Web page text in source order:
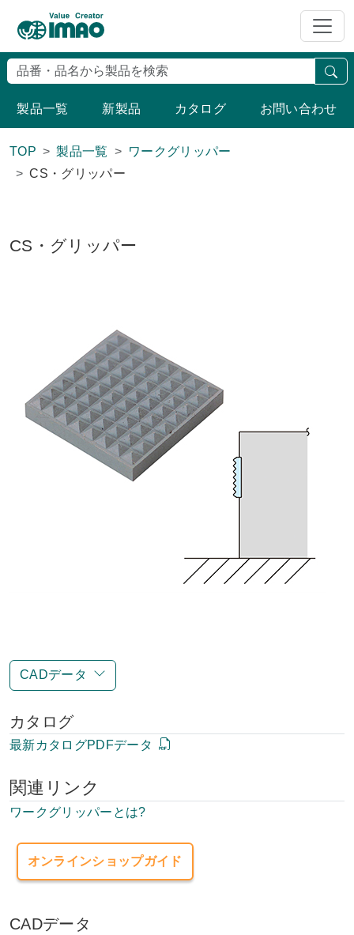
製品一覧 新製品 カタログ お問い合わせ
TOP 製品一覧
ワークグリッパー
CS・グリッパー
CS・グリッパー
CADデータ
カタログ
最新カタログPDFデータ
関連リンク
ワークグリッパーとは?
オンラインショップガイド
CADデータ